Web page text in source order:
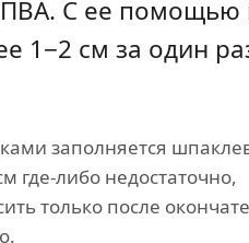
ПВА. С ее
1−2 см за один
заполняется
где-либо недостаточно,
только после